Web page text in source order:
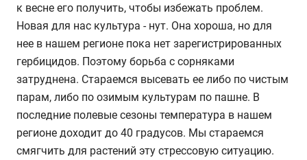
к весне его получить, чтобы избежать проблем.
Новая для нас культура - нут. Она хороша, но для
нее в нашем регионе пока нет зарегистрированных
гербицидов. Поэтому борьба с сорняками
затруднена. Стараемся высевать ее либо по чистым
парам, либо по озимым культурам по пашне. В
последние полевые сезоны температура в нашем
регионе доходит до 40 градусов. Мы стараемся
смягчить для растений эту стрессовую ситуацию.